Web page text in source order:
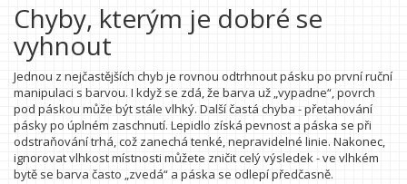
Chyby, kterým je dobré se
vyhnout
Jednou z nejčastějších chyb je rovnou odtrhnout pásku po první ruční
manipulaci s barvou. I když se zdá, že barva už „vypadne“, povrch
pod páskou může být stále vlhký. Další častá chyba - přetahování
pásky po úplném zaschnutí. Lepidlo získá pevnost a páska se při
odstraňování trhá, což zanechá tenké, nepravidelné linie. Nakonec,
ignorovat vlhkost místnosti můžete zničit celý výsledek - ve vlhkém
bytě se barva často „zvedá“ a páska se odlepí předčasně.